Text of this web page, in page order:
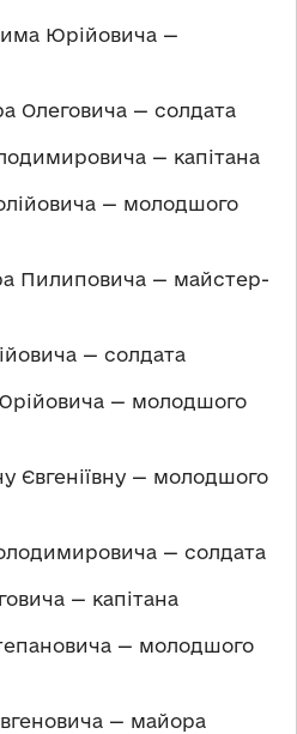
Юрійовича —
Олеговича — солдата
— капітана
— молодшого
Пилиповича — майстер-
— солдата
— молодшого
Євгеніївну — молодшого
— солдата
— капітана
— молодшого
— майора